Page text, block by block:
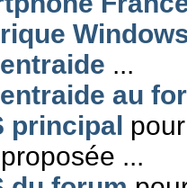
...
au
principal
...